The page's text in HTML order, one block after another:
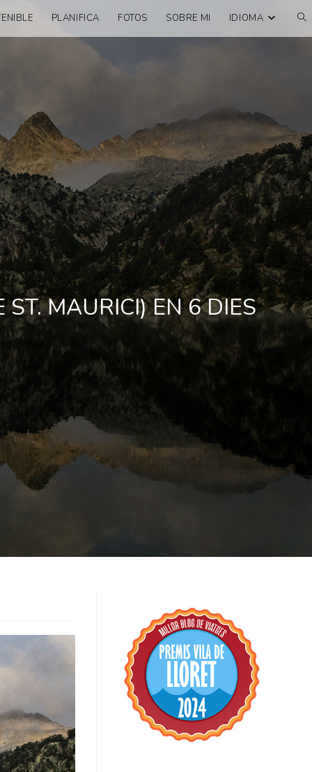
PLANIFICA FOTOS SOBRE MI IDIOMA
ST. MAURICI) EN 6 DIES